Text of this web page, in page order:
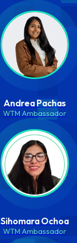
Andrea Pachas
WTM Ambassador
Sihomara Ochoa
WTM Ambassador